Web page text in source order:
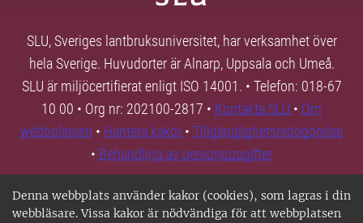
Denna webbplats använder kakor (cookies), som lagras i din
webbläsare. Vissa kakor är nödvändiga för att webbplatsen
SLU, Sveriges lantbruksuniversitet, har verksamhet över
hela Sverige. Huvudorter är Alnarp, Uppsala och Umeå.
SLU är miljöcertifierat enligt ISO 14001. • Telefon: 018-67
10 00 • Org nr: 202100-2817 • Kontakta SLU • Om
webbplatsen • Hantera kakor • Tillgänglighetsredogörelse
• Behandling av personuppgifter